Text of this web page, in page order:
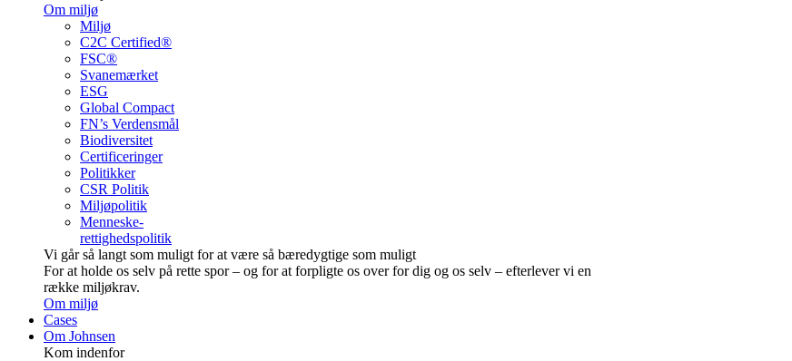
Om miljø
Miljø
C2C Certified®
FSC®
Svanemærket
ESG
Global Compact
FN’s Verdensmål
Biodiversitet
Certificeringer
Politikker
CSR Politik
Miljøpolitik
Menneske-
rettighedspolitik
Vi går så langt som muligt for at være så bære­dygtige som muligt
For at holde os selv på rette spor – og for at forpligte os over for dig og os selv – efterlever vi en
række miljøkrav.
Om miljø
Cases
Om Johnsen
Kom indenfor